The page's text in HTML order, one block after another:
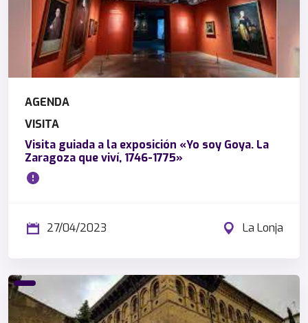
AGENDA
VISITA
Visita guiada a la exposición «Yo soy Goya. La
Zaragoza que viví, 1746-1775»
27/04/2023 La Lonja